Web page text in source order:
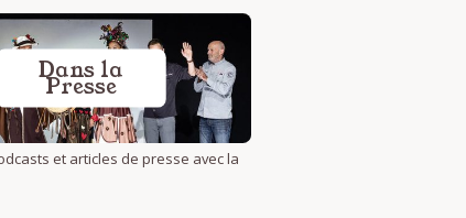
Dans la
Presse
et articles de presse avec la